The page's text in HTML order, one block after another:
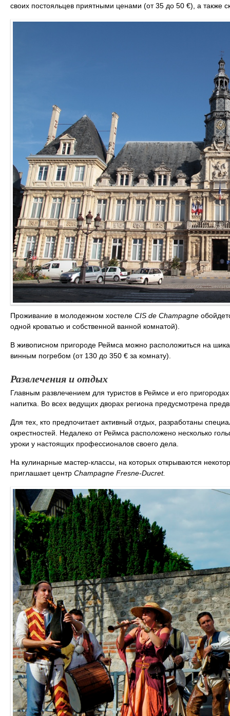
своих постояльцев приятными ценами (от 35 до 50 €), а
Проживание в молодежном хостеле CIS de Champagne
одной кроватью и собственной ванной комнатой).
В живописном пригороде Реймса можно расположиться на
винным погребом (от 130 до 350 € за комнату).
Развлечения и отдых
Главным развлечением для туристов в Реймсе и его
напитка. Во всех ведущих дворах региона предусмотрена
Для тех, кто предпочитает активный отдых, разработаны
окрестностей. Недалеко от Реймса расположено несколько
уроки у настоящих профессионалов своего дела.
На кулинарные мастер-классы, на которых открываются
приглашает центр Champagne Fresne-Ducret.